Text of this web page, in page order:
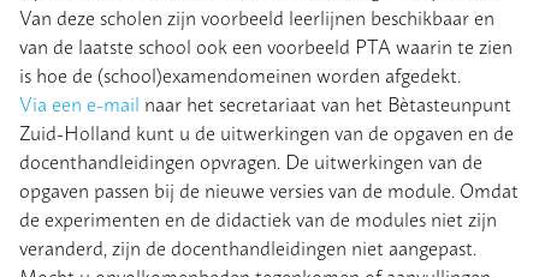
Van deze scholen zijn voorbeeld leerlijnen beschikbaar en
van de laatste school ook een voorbeeld PTA waarin te zien
is hoe de (school)examendomeinen worden afgedekt.
Via een e-mail naar het secretariaat van het Bètasteunpunt
Zuid-Holland kunt u de uitwerkingen van de opgaven en de
docenthandleidingen opvragen. De uitwerkingen van de
opgaven passen bij de nieuwe versies van de module. Omdat
de experimenten en de didactiek van de modules niet zijn
veranderd, zijn de docenthandleidingen niet aangepast.